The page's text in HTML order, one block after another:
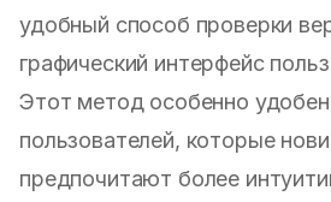
удобный способ проверки
графический интерфейс
Этот метод особенно
пользователей, которые
предпочитают более